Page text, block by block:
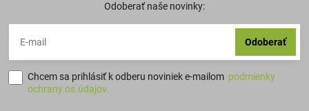
Odoberať naše novinky:
Odoberať
Chcem sa prihlásiť k odberu noviniek e-mailom podmienky
ochrany os.údajov.